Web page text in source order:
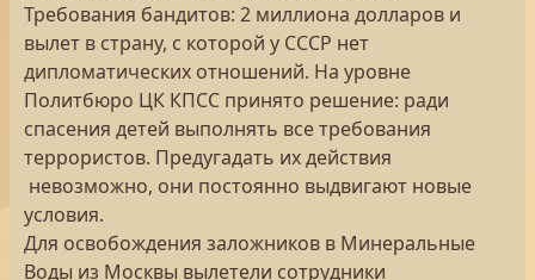
Требования бандитов: 2 миллиона долларов и
вылет в страну, с которой у СССР нет
дипломатических отношений. На уровне
Политбюро ЦК КПСС принято решение: ради
спасения детей выполнять все требования
террористов. Предугадать их действия
невозможно, они постоянно выдвигают новые
условия.
Для освобождения заложников в Минеральные
Воды из Москвы вылетели сотрудники